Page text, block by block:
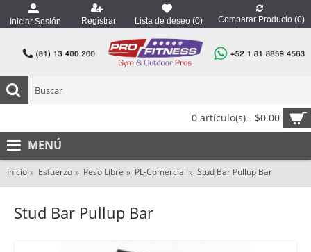
Iniciar Sesión Registrar Lista de deseo (0) Comparar Producto (0)
0 artículo(s) - $0.00
MENÚ
Inicio Esfuerzo Peso Libre PL-Comercial Stud Bar Pullup Bar
Stud Bar Pullup Bar